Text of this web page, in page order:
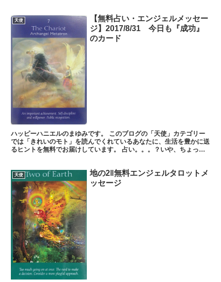
天使
【無料占い・エンジェルメッセー
ジ】2017/8/31 今日も『成功』
のカード
ハッピーハニエルのまゆみです。 このブログの「天使」カテゴリー
では「きれいのモト」を読んでくれているあなたに、生活を豊かに送
るヒントを無料でお届けしています。 占い。。。？いや、ちょっと
天使
地の2‖無料エンジェルタロットメ
ッセージ